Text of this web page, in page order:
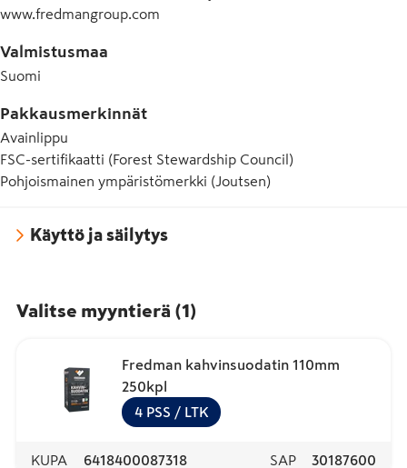
www.fredmangroup.com
Valmistusmaa
Suomi
Pakkausmerkinnät
Avainlippu
FSC-sertifikaatti (Forest Stewardship Council)
Pohjoismainen ympäristömerkki (Joutsen)
Käyttö ja säilytys
Valitse myyntierä (1)
Fredman kahvinsuodatin 110mm
250kpl
4 PSS / LTK
KUPA 6418400087318 SAP 30187600